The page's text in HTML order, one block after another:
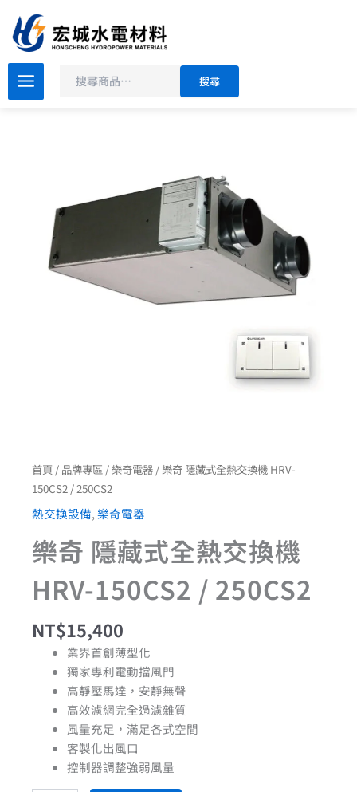
要
容
尋
搜尋
首頁 / 品牌專區 /樂奇電器 / 樂奇 隱藏式全熱交換機 HRV-
150CS2 / 250CS2
熱交換設備,樂奇電器
樂奇 隱藏式全熱交換機
HRV-150CS2 / 250CS2
NT$15,400
業界首創薄型化
獨家專利電動擋風門
高靜壓馬達，安靜無聲
高效濾網完全過濾雜質
風量充足，滿足各式空間
客製化出風口
控制器調整強弱風量
樂
奇
隱
HRV-
150CS2
250CS2